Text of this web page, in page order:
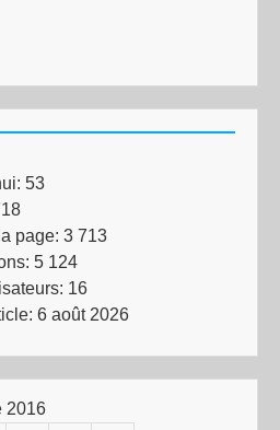
53
page: 3 713
5 124
16
6 août 2026
2016